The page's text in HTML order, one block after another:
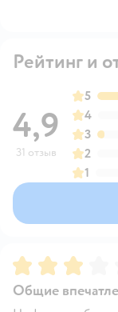
Рейтинг и
4,9
31 отзыв
5
4
3
2
1
Рейтинг:3
Общие